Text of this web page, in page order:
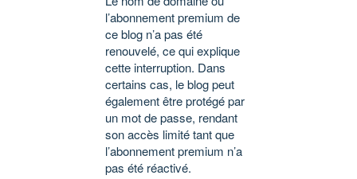
l’abonnement premium de
ce blog n’a pas été
renouvelé, ce qui explique
cette interruption. Dans
certains cas, le blog peut
également être protégé par
un mot de passe, rendant
son accès limité tant que
l’abonnement premium n’a
pas été réactivé.